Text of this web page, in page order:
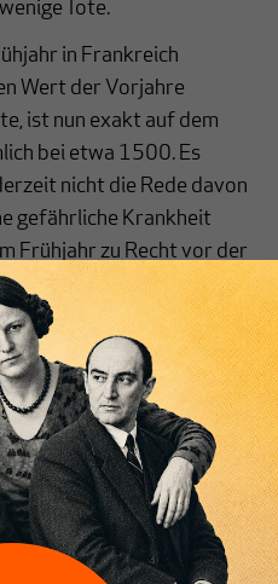
Tote.
in Frankreich
Wert der Vorjahre
ist nun exakt auf dem
bei etwa 1500. Es
nicht die Rede davon
gefährliche Krankheit
Frühjahr zu Recht vor der
Situation gewarnt
Offensichtlich
im Herbst keine
scheint das anders zu
Teil-Lockdown
Ökonomik